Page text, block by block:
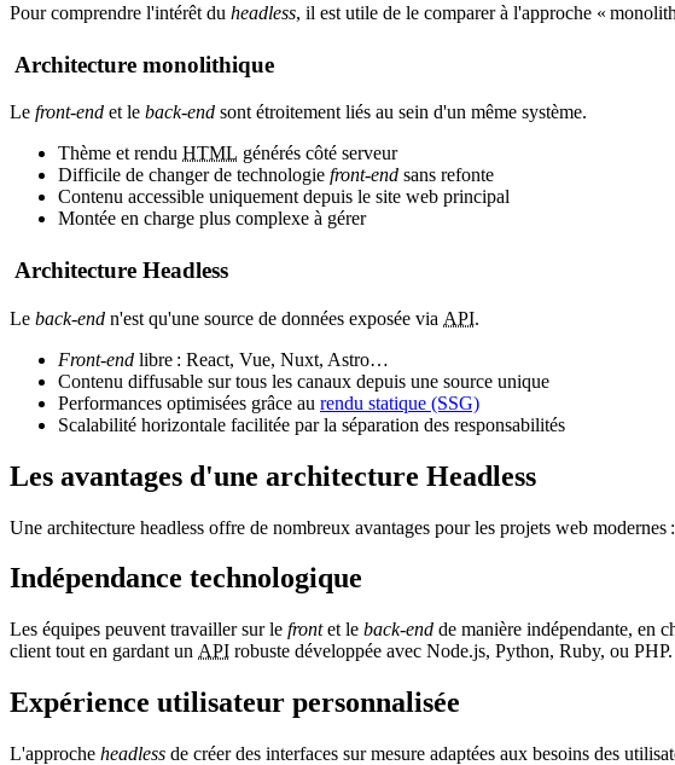
Pour comprendre l'intérêt du headless, il est utile de le comparer à l'approche «
Architecture monolithique
Le front-end et le back-end sont étroitement liés au sein d'un même système.
Thème et rendu HTML générés côté serveur
Difficile de changer de technologie front-end sans refonte
Contenu accessible uniquement depuis le site web principal
Montée en charge plus complexe à gérer
Architecture Headless
Le back-end n'est qu'une source de données exposée via API.
Front-end libre : React, Vue, Nuxt, Astro…
Contenu diffusable sur tous les canaux depuis une source unique
Performances optimisées grâce au rendu statique (SSG)
Scalabilité horizontale facilitée par la séparation des responsabilités
Les avantages d'une architecture Headless
Une architecture headless offre de nombreux avantages pour les projets web modernes :
Indépendance technologique
Les équipes peuvent travailler sur le frontet le back-end de manière indépendante, en
client tout en gardant un API robuste développée avec Node.js, Python, Ruby, ou PHP.
Expérience utilisateur personnalisée
L'approche headless de créer des interfaces sur mesure adaptées aux besoins des